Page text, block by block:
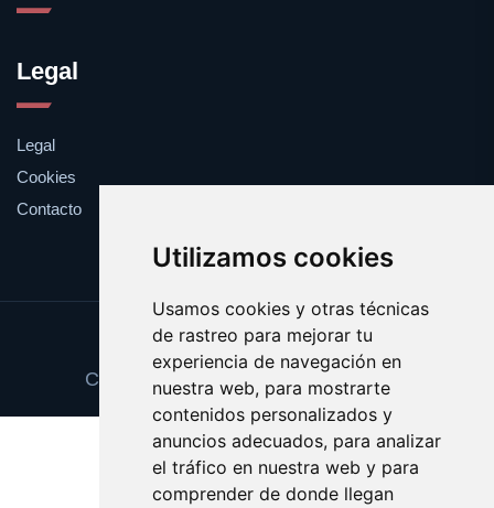
Utilizamos cookies
Usamos cookies y otras técnicas
de rastreo para mejorar tu
experiencia de navegación en
nuestra web, para mostrarte
contenidos personalizados y
anuncios adecuados, para analizar
el tráfico en nuestra web y para
comprender de donde llegan
Legal
Legal
Cookies
Contacto
Update cookies preferences
Copyright © 2025 premioseguro.com